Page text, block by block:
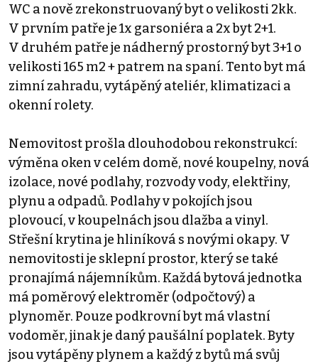
WC a nově zrekonstruovaný byt o velikosti 2kk.
V prvním patře je 1x garsoniéra a 2x byt 2+1.
V druhém patře je nádherný prostorný byt 3+1 o
velikosti 165 m2 + patrem na spaní. Tento byt má
zimní zahradu, vytápěný ateliér, klimatizaci a
okenní rolety.
Nemovitost prošla dlouhodobou rekonstrukcí:
výměna oken v celém domě, nové koupelny, nová
izolace, nové podlahy, rozvody vody, elektřiny,
plynu a odpadů. Podlahy v pokojích jsou
plovoucí, v koupelnách jsou dlažba a vinyl.
Střešní krytina je hliníková s novými okapy. V
nemovitosti je sklepní prostor, který se také
pronajímá nájemníkům. Každá bytová jednotka
má poměrový elektroměr (odpočtový) a
plynoměr. Pouze podkrovní byt má vlastní
vodoměr, jinak je daný paušální poplatek. Byty
jsou vytápěny plynem a každý z bytů má svůj